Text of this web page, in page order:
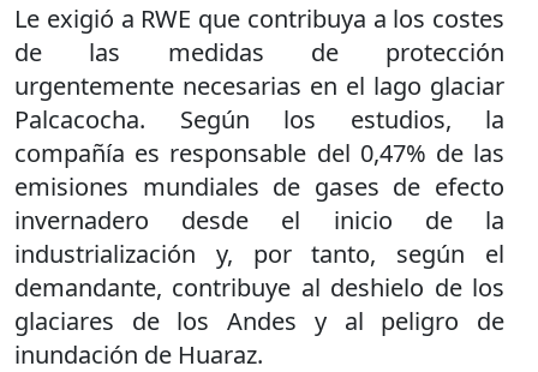
Le exigió a RWE que contribuya a los costes
de las medidas de protección
urgentemente necesarias en el lago glaciar
Palcacocha. Según los estudios, la
compañía es responsable del 0,47% de las
emisiones mundiales de gases de efecto
invernadero desde el inicio de la
industrialización y, por tanto, según el
demandante, contribuye al deshielo de los
glaciares de los Andes y al peligro de
inundación de Huaraz.